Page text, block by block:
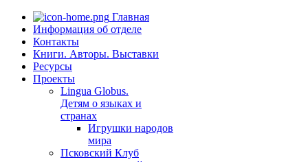
Главная
Информация об отделе
Контакты
Книги. Авторы. Выставки
Ресурсы
Проекты
Lingua Globus.
Детям о языках и
странах
Игрушки народов
мира
Псковский Клуб